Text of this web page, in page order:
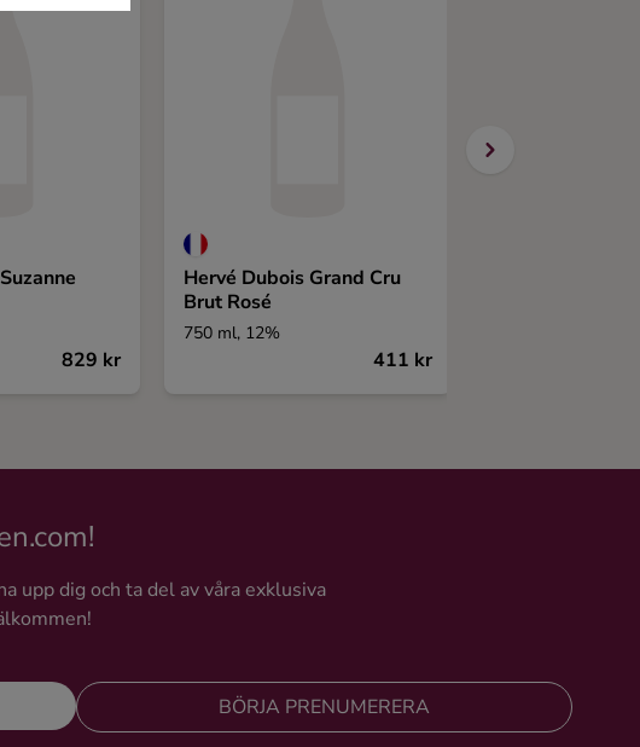
829 kr
Hervé Dubois Grand Cru
Brut Rosé
750 ml, 12%
411 kr
upp dig och ta del av våra exklusiva
BÖRJA PRENUMERERA